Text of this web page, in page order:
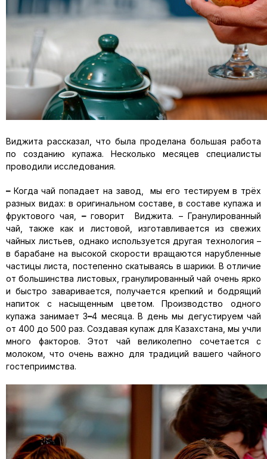
Виджита рассказал, что была проделана большая работа
по созданию купажа. Несколько месяцев специалисты
проводили исследования.
–Когда чай попадает на завод, мы его тестируем в трёх
разных видах: в оригинальном составе, в составе купажа и
фруктового чая, –говорит Виджита. – Гранулированный
чай, также как и листовой, изготавливается из свежих
чайных листьев, однако используется другая технология –
в барабане на высокой скорости вращаются нарубленные
частицы листа, постепенно скатываясь в шарики. В отличие
от большинства листовых, гранулированный чай очень ярко
и быстро заваривается, получается крепкий и бодрящий
напиток с насыщенным цветом. Производство одного
купажа занимает 3–4 месяца. В день мы дегустируем чай
от 400 до 500 раз. Создавая купаж для Казахстана, мы учли
много факторов. Этот чай великолепно сочетается с
молоком, что очень важно для традиций вашего чайного
гостеприимства.